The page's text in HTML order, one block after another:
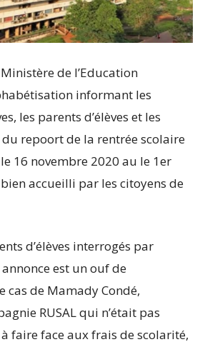
de l’Education
informant les
les parents d’élèves et les
repoort de la rentrée scolaire
16 novembre 2020 au le 1er
accueilli par les citoyens de
d’élèves interrogés par
est un ouf de
cas de Mamady Condé,
RUSAL qui n’était pas
faire face aux frais de scolarité,